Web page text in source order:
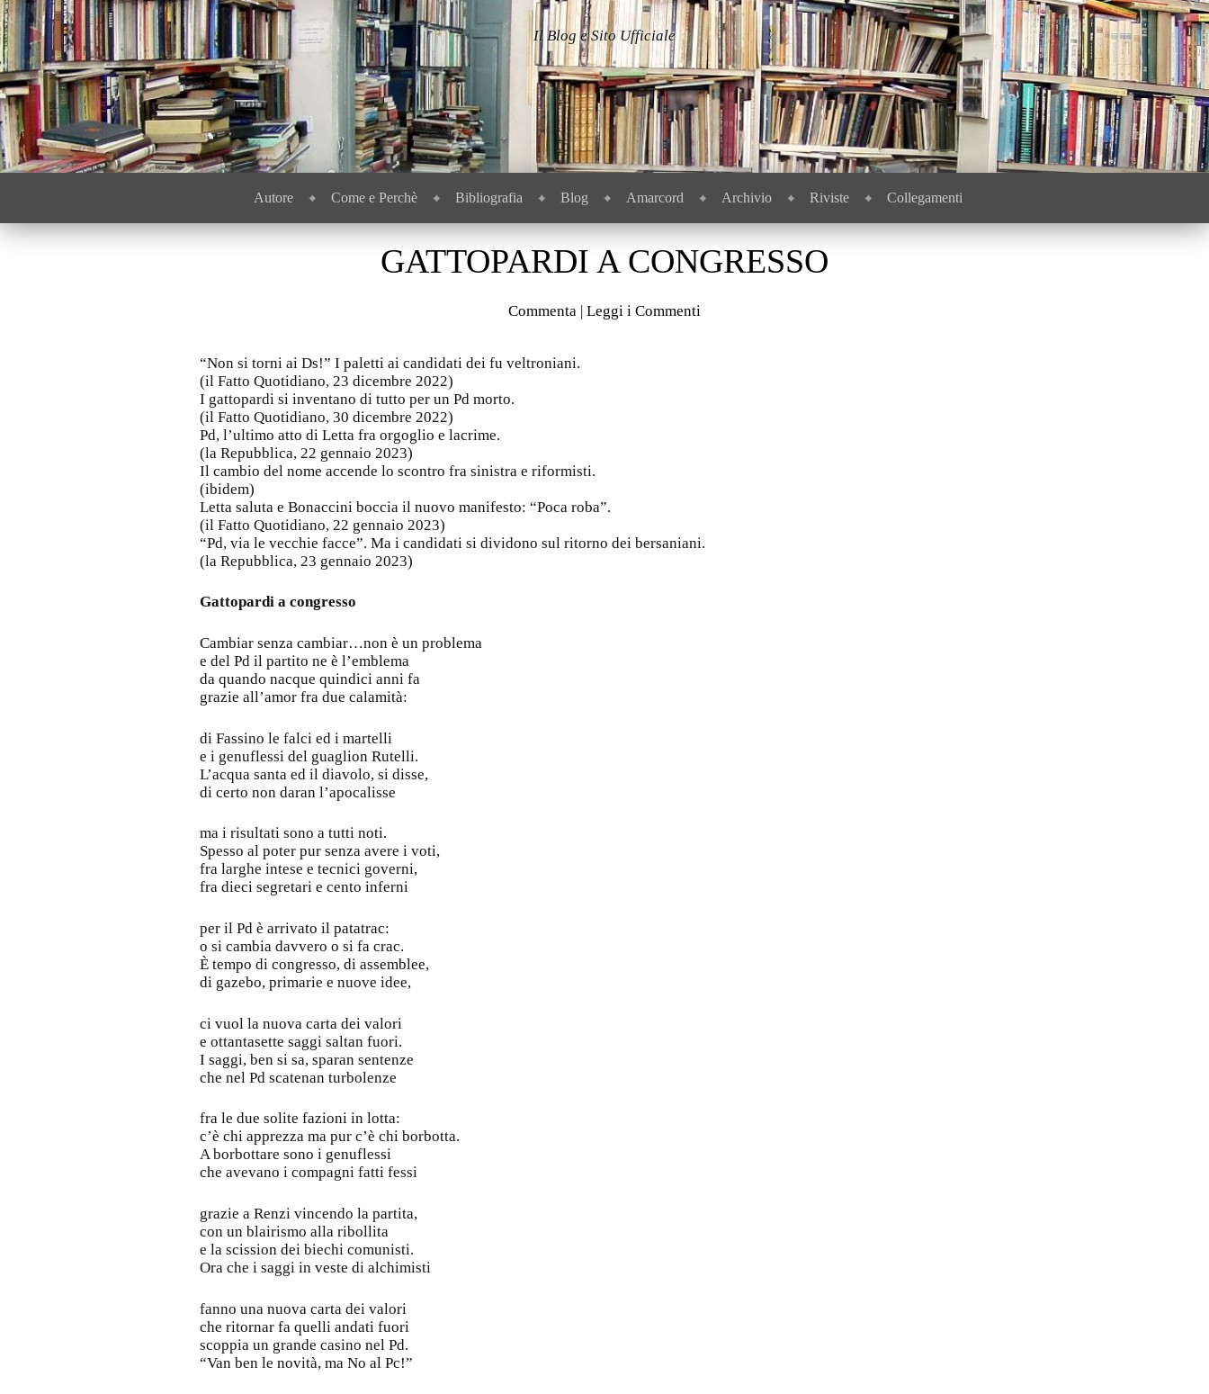
Il Blog e Sito Ufficiale
Autore Come e Perchè Bibliografia Blog Amarcord Archivio Riviste Collegamenti
GATTOPARDI A CONGRESSO
Commenta | Leggi i Commenti
“Non si torni ai Ds!” I paletti ai candidati dei fu veltroniani.
(il Fatto Quotidiano, 23 dicembre 2022)
I gattopardi si inventano di tutto per un Pd morto.
(il Fatto Quotidiano, 30 dicembre 2022)
Pd, l’ultimo atto di Letta fra orgoglio e lacrime.
(la Repubblica, 22 gennaio 2023)
Il cambio del nome accende lo scontro fra sinistra e riformisti.
(ibidem)
Letta saluta e Bonaccini boccia il nuovo manifesto: “Poca roba”.
(il Fatto Quotidiano, 22 gennaio 2023)
“Pd, via le vecchie facce”. Ma i candidati si dividono sul ritorno dei bersaniani.
(la Repubblica, 23 gennaio 2023)
Gattopardi a congresso
Cambiar senza cambiar…non è un problema
e del Pd il partito ne è l’emblema
da quando nacque quindici anni fa
grazie all’amor fra due calamità:
di Fassino le falci ed i martelli
e i genuflessi del guaglion Rutelli.
L’acqua santa ed il diavolo, si disse,
di certo non daran l’apocalisse
ma i risultati sono a tutti noti.
Spesso al poter pur senza avere i voti,
fra larghe intese e tecnici governi,
fra dieci segretari e cento inferni
per il Pd è arrivato il patatrac:
o si cambia davvero o si fa crac.
È tempo di congresso, di assemblee,
di gazebo, primarie e nuove idee,
ci vuol la nuova carta dei valori
e ottantasette saggi saltan fuori.
I saggi, ben si sa, sparan sentenze
che nel Pd scatenan turbolenze
fra le due solite fazioni in lotta:
c’è chi apprezza ma pur c’è chi borbotta.
A borbottare sono i genuflessi
che avevano i compagni fatti fessi
grazie a Renzi vincendo la partita,
con un blairismo alla ribollita
e la scission dei biechi comunisti.
Ora che i saggi in veste di alchimisti
fanno una nuova carta dei valori
che ritornar fa quelli andati fuori
scoppia un grande casino nel Pd.
“Van ben le novità, ma No al Pc!”